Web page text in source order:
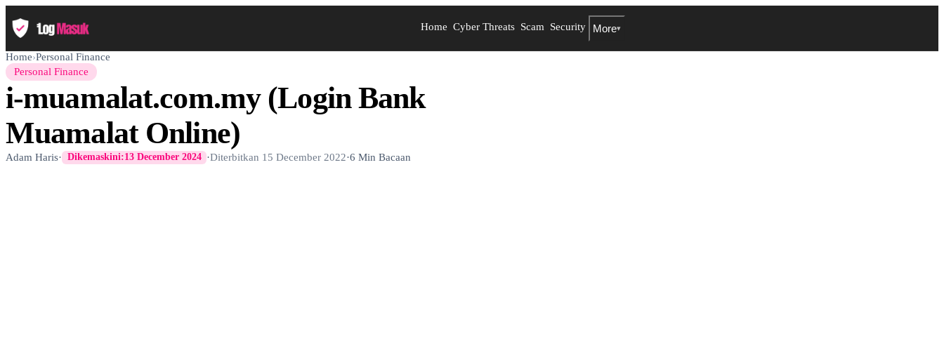
Home Cyber Threats Scam Security More▾
Home›Personal Finance
Personal Finance
i-muamalat.com.my (Login Bank
Muamalat Online)
Adam Haris· Dikemaskini:13 December 2024 ·Diterbitkan 15 December 2022·6 Min Bacaan